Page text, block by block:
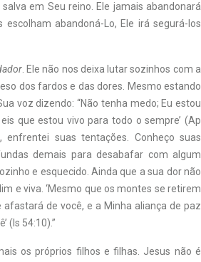
em Seu reino. Ele jamais abandonará
abandoná-Lo, Ele irá segurá-los
. Ele não nos deixa lutar sozinhos com a
dos fardos e das dores. Mesmo estando
voz dizendo: “Não tenha medo; Eu estou
que estou vivo para todo o sempre’ (Ap
suas tentações. Conheço suas
demais para desabafar com algum
e esquecido. Ainda que a sua dor não
e viva. ‘Mesmo que os montes se retirem
de você, e a Minha aliança de paz
(Is 54:10).”
os próprios filhos e filhas. Jesus não é